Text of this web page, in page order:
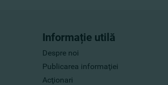
Informație utilă
Despre noi
Publicarea informaţiei
Acţionari